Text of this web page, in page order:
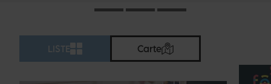
LISTE Carte